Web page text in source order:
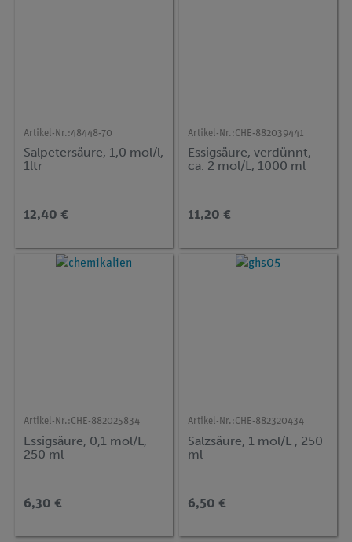
Artikel-Nr.:48448-70
Salpetersäure, 1,0 mol/l,
1ltr
12,40 €
Artikel-Nr.:CHE-882039441
Essigsäure, verdünnt,
ca. 2 mol/L, 1000 ml
11,20 €
Artikel-Nr.:CHE-882025834
Essigsäure, 0,1 mol/L,
250 ml
6,30 €
Artikel-Nr.:CHE-882320434
Salzsäure, 1 mol/L , 250
ml
6,50 €